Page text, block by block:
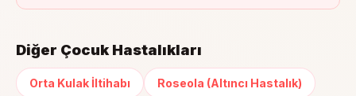
Diğer Çocuk Hastalıkları
Orta Kulak İltihabı Roseola (Altıncı Hastalık)